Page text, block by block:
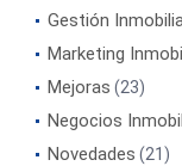
Gestión
Marketing
Mejoras (23)
Negocios
Novedades (21)